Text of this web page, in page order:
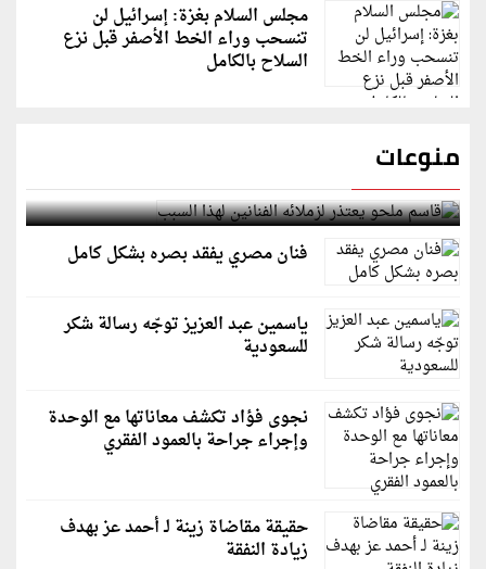
مجلس السلام بغزة: إسرائيل لن
تنسحب وراء الخط الأصفر قبل نزع
السلاح بالكامل
منوعات
قاسم ملحو يعتذر لزملائه الفنانين لهذا السبب
فنان مصري يفقد بصره بشكل كامل
ياسمين عبد العزيز توجّه رسالة شكر
للسعودية
نجوى فؤاد تكشف معاناتها مع الوحدة
وإجراء جراحة بالعمود الفقري
حقيقة مقاضاة زينة لـ أحمد عز بهدف
زيادة النفقة